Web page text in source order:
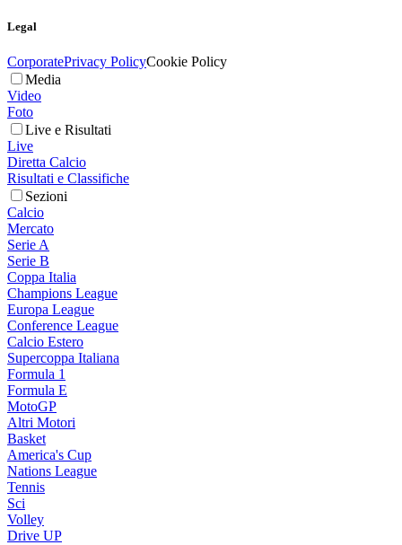
Legal
CorporatePrivacy PolicyCookie Policy
Media
Video
Foto
Live e Risultati
Live
Diretta Calcio
Risultati e Classifiche
Sezioni
Calcio
Mercato
Serie A
Serie B
Coppa Italia
Champions League
Europa League
Conference League
Calcio Estero
Supercoppa Italiana
Formula 1
Formula E
MotoGP
Altri Motori
Basket
America's Cup
Nations League
Tennis
Sci
Volley
Drive UP